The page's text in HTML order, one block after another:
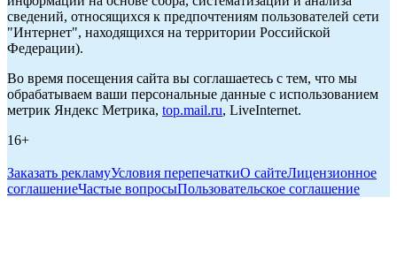
сведений, относящихся к предпочтениям пользователей сети
"Интернет", находящихся на территории Российской
Федерации).
Во время посещения сайта вы соглашаетесь с тем, что мы
обрабатываем ваши персональные данные с использованием
метрик Яндекс Метрика, top.mail.ru, LiveInternet.
16+
Заказать рекламуУсловия перепечаткиО сайтеЛицензионное
соглашениеЧастые вопросыПользовательское соглашение